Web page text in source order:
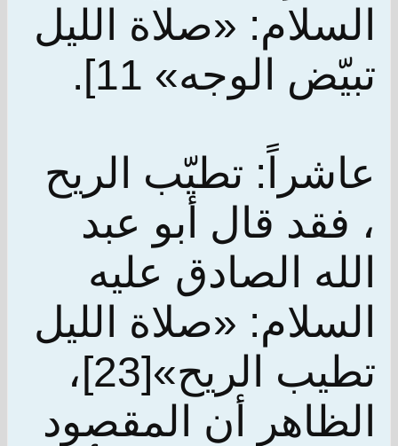
السلام: «صلاة الليل
تبيّض الوجه» 11].
عاشراً: تطيّب الريح
، فقد قال أبو عبد
الله الصادق عليه
السلام: «صلاة الليل
تطيب الريح»[23]،
الظاهر أن المقصود